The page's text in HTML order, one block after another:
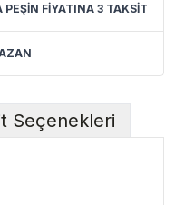
PEŞİN FİYATINA 3 TAKSİT
Seçenekleri